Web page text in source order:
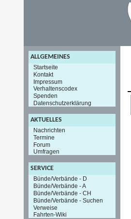
ALLGEMEINES
Startseite
Kontakt
Impressum
Verhaltenscodex
Spenden
Datenschutzerklärung
AKTUELLES
Nachrichten
Termine
Forum
Umfragen
SERVICE
Bünde/Verbände - D
Bünde/Verbände - A
Bünde/Verbände - CH
Bünde/Verbände - Suchen
Verweise
Fahrten-Wiki